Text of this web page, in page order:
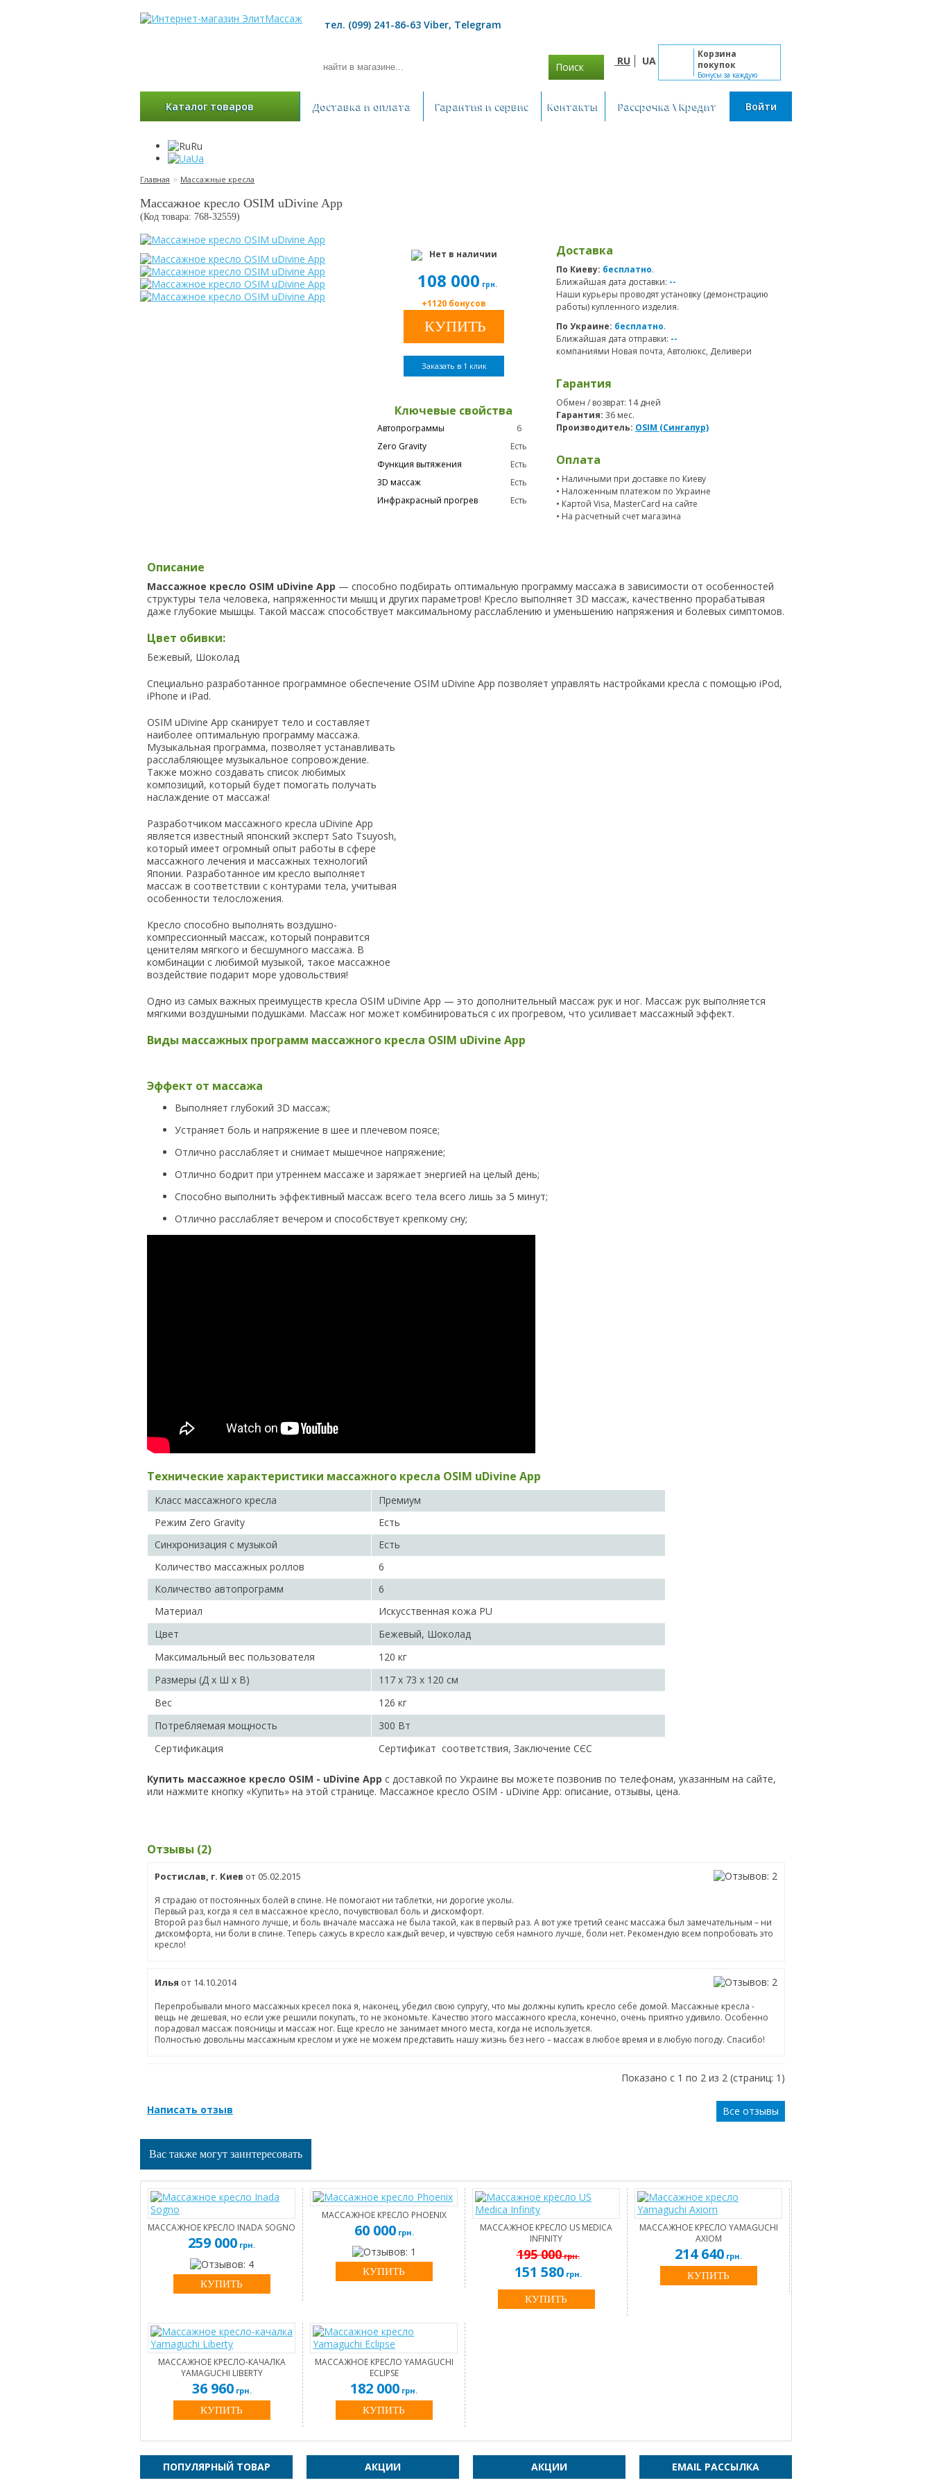
тел. (099) 241-86-63 Viber, Telegram
Поиск RU UA
Корзина
покупок
Бонусы за каждую
покупку
Каталог товаров Доставка и оплата Гарантия и сервис Контакты Рассрочка \ Кредит Войти
Ru
Ua
Главная » Массажные кресла
Массажное кресло OSIM uDivine App
(Код товара: 768-32559)
Нет в наличии
108 000 грн.
+1120 бонусов
Заказать в 1 клик
Ключевые свойства
Автопрограммы
6
Zero Gravity
Есть
Функция вытяжения
Есть
3D массаж
Есть
Инфракрасный прогрев
Есть
Доставка
По Киеву: бесплатно.
Ближайшая дата доставки: --
Наши курьеры проводят установку (демонстрацию
работы) купленного изделия.
По Украине: бесплатно.
Ближайшая дата отправки: --
компаниями Новая почта, Автолюкс, Деливери
Гарантия
Обмен / возврат: 14 дней
Гарантия: 36 мес.
Производитель: OSIM (Сингапур)
Оплата
• Наличными при доставке по Киеву
• Наложенным платежом по Украине
• Картой Visa, MasterCard на сайте
• На расчетный счет магазина
Описание
Массажное кресло OSIM uDivine App — способно подбирать оптимальную программу массажа в зависимости от особенностей
структуры тела человека, напряженности мышц и других параметров! Кресло выполняет 3D массаж, качественно прорабатывая
даже глубокие мышцы. Такой массаж способствует максимальному расслаблению и уменьшению напряжения и болевых симптомов.
Цвет обивки:
Бежевый, Шоколад
Специально разработанное программное обеспечение OSIM uDivine App позволяет управлять настройками кресла с помощью iPod,
iPhone и iPad.
OSIM uDivine App сканирует тело и составляет
наиболее оптимальную программу массажа.
Музыкальная программа, позволяет устанавливать
расслабляющее музыкальное сопровождение.
Также можно создавать список любимых
композиций, который будет помогать получать
наслаждение от массажа!
Разработчиком массажного кресла uDivine App
является известный японский эксперт Sato Tsuyosh,
который имеет огромный опыт работы в сфере
массажного лечения и массажных технологий
Японии. Разработанное им кресло выполняет
массаж в соответствии с контурами тела, учитывая
особенности телосложения.
Кресло способно выполнять воздушно-
компрессионный массаж, который понравится
ценителям мягкого и бесшумного массажа. В
комбинации с любимой музыкой, такое массажное
воздействие подарит море удовольствия!
Одно из самых важных преимуществ кресла OSIM uDivine App — это дополнительный массаж рук и ног. Массаж рук выполняется
мягкими воздушными подушками. Массаж ног может комбинироваться с их прогревом, что усиливает массажный эффект.
Виды массажных программ массажного кресла OSIM uDivine App
Эффект от массажа
Выполняет глубокий 3D массаж;
Устраняет боль и напряжение в шее и плечевом поясе;
Отлично расслабляет и снимает мышечное напряжение;
Отлично бодрит при утреннем массаже и заряжает энергией на целый день;
Способно выполнить эффективный массаж всего тела всего лишь за 5 минут;
Отлично расслабляет вечером и способствует крепкому сну;
Технические характеристики массажного кресла OSIM uDivine App
Класс массажного кресла
Премиум
Режим Zero Gravity
Есть
Синхронизация с музыкой
Есть
Количество массажных роллов
6
Количество автопрограмм
6
Материал
Искусственная кожа PU
Цвет
Бежевый, Шоколад
Максимальный вес пользователя
120 кг
Размеры (Д х Ш х В)
117 х 73 х 120 см
Вес
126 кг
Потребляемая мощность
300 Вт
Сертификация
Сертификат соответствия, Заключение СЄС
Купить массажное кресло OSIM - uDivine App с доставкой по Украине вы можете позвонив по телефонам, указанным на сайте,
или нажмите кнопку «Купить» на этой странице. Массажное кресло OSIM - uDivine App: описание, отзывы, цена.
Отзывы (2)
Ростислав, г. Киев от 05.02.2015
Я страдаю от постоянных болей в спине. Не помогают ни таблетки, ни дорогие уколы.
Первый раз, когда я сел в массажное кресло, почувствовал боль и дискомфорт.
Второй раз был намного лучше, и боль вначале массажа не была такой, как в первый раз. А вот уже третий сеанс массажа был замечательным – ни
дискомфорта, ни боли в спине. Теперь сажусь в кресло каждый вечер, и чувствую себя намного лучше, боли нет. Рекомендую всем попробовать это
кресло!
Илья от 14.10.2014
Перепробывали много массажных кресел пока я, наконец, убедил свою супругу, что мы должны купить кресло себе домой. Массажные кресла -
вещь не дешевая, но если уже решили покупать, то не экономьте. Качество этого массажного кресла, конечно, очень приятно удивило. Особенно
порадовал массаж поясницы и массаж ног. Еще кресло не занимает много места, когда не используется.
Полностью довольны массажным креслом и уже не можем представить нашу жизнь без него – массаж в любое время и в любую погоду. Спасибо!
Показано с 1 по 2 из 2 (страниц: 1)
Написать отзыв Все отзывы
Вас также могут заинтересовать
МАССАЖНОЕ КРЕСЛО INADA SOGNO
259 000 грн.
КУПИТЬ
МАССАЖНОЕ КРЕСЛО PHOENIX
60 000грн.
КУПИТЬ
МАССАЖНОЕ КРЕСЛО US MEDICA
INFINITY
195 000грн.
151 580грн.
КУПИТЬ
МАССАЖНОЕ КРЕСЛО YAMAGUCHI
AXIOM
214 640 грн.
КУПИТЬ
МАССАЖНОЕ КРЕСЛО-КАЧАЛКА
YAMAGUCHI LIBERTY
36 960грн.
КУПИТЬ
МАССАЖНОЕ КРЕСЛО YAMAGUCHI
ECLIPSE
182 000 грн.
КУПИТЬ
ПОПУЛЯРНЫЙ ТОВАР АКЦИИ АКЦИИ EMAIL РАССЫЛКА